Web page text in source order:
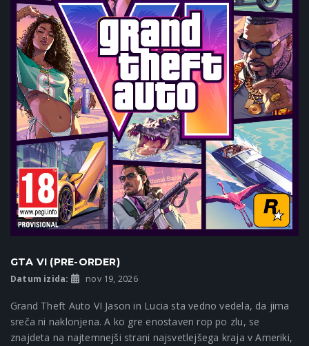
GTA VI (PRE-ORDER)
Datum izida: nov 19, 2026
Grand Theft Auto VI Jason in Lucia sta vedno vedela, da jima
sreča ni naklonjena. A ko gre enostaven rop po zlu, se
znajdeta na najtemnejši strani najsvetlejšega kraja v Ameriki,